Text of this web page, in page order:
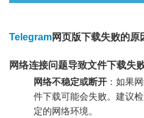
Telegram网页版下载失败的原
网络连接问题导致文件下载失
网络不稳定或断开 ：如果
件下载可能会失败。建议
定的网络环境。